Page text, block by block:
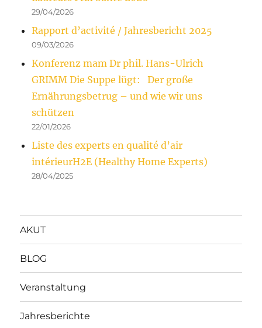
29/04/2026
Rapport d’activité / Jahresbericht 2025
09/03/2026
Konferenz mam Dr phil. Hans-Ulrich
GRIMM Die Suppe lügt: Der große
Ernährungsbetrug – und wie wir uns
schützen
22/01/2026
Liste des experts en qualité d’air
intérieurH2E (Healthy Home Experts)
28/04/2025
AKUT
BLOG
Veranstaltung
Jahresberichte